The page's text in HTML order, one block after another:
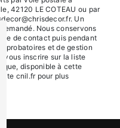
42120 LE COTEAU ou par
Un
Nous conservons
de contact puis pendant
probatoires et de gestion
vous inscrire sur la liste
disponible à cette
cnil.fr pour plus